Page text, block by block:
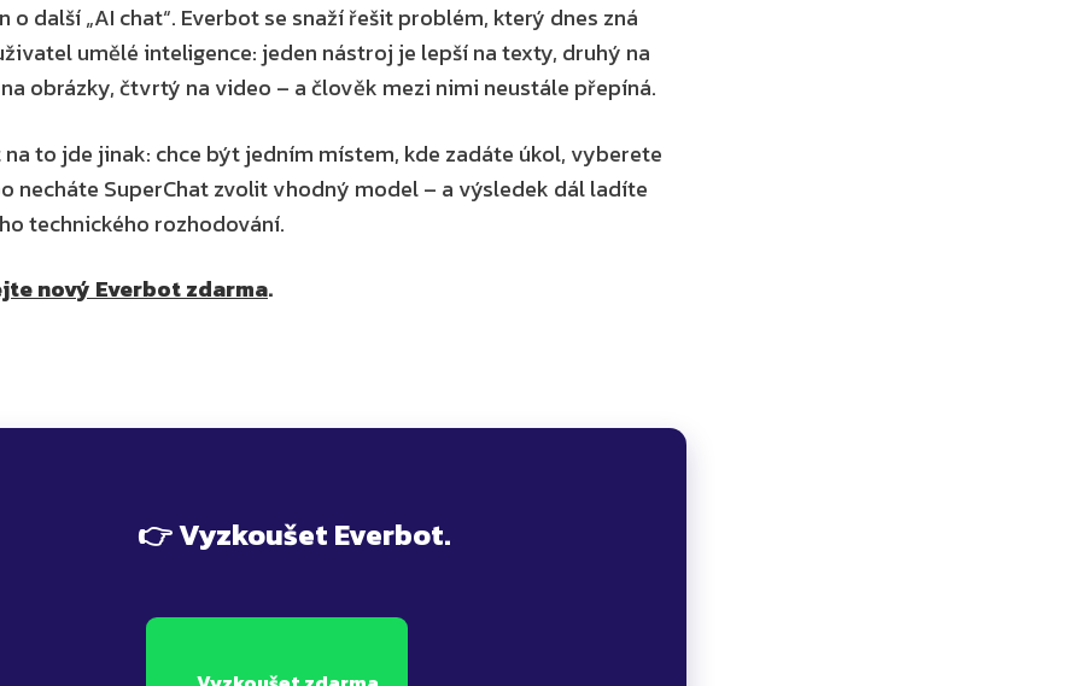
o další „AI chat“. Everbot se snaží řešit problém, který dnes zná
umělé inteligence: jeden nástroj je lepší na texty, druhý na
obrázky, čtvrtý na video – a člověk mezi nimi neustále přepíná.
to jde jinak: chce být jedním místem, kde zadáte úkol, vyberete
necháte SuperChat zvolit vhodný model – a výsledek dál ladíte
technického rozhodování.
nový Everbot zdarma.